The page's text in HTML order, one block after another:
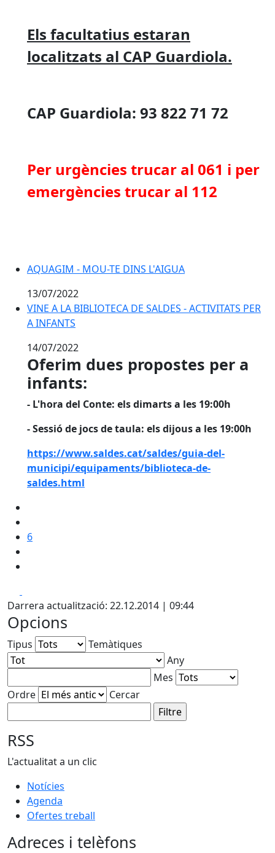
Els facultatius estaran
localitzats al CAP Guardiola.
CAP Guardiola: 93 822 71 72
Per urgències trucar al 061 i per
emergències trucar al 112
AQUAGIM - MOU-TE DINS L'AIGUA
AQUAGIM - MOU-TE DINS L'AIGUA
13/07/2022
VINE A LA BIBLIOTECA DE SALDES - ACTIVITATS PER A
VINE A LA BIBLIOTECA DE SALDES - ACTIVITATS PER
A INFANTS
14/07/2022
Oferim dues propostes per a
infants:
- L'hora del Conte: els dimarts a les 19:00h
- Sessió de jocs de taula: els dijous a les 19:00h
https://www.saldes.cat/saldes/guia-del-
municipi/equipaments/biblioteca-de-
saldes.html
6
Darrera actualització: 22.12.2014 | 09:44
Opcions
Tipus
Temàtiques
Any
Mes
Ordre
Cercar
RSS
L'actualitat a un clic
Notícies
Agenda
Ofertes treball
Adreces i telèfons